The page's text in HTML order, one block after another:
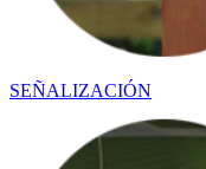
SEÑALIZACIÓN